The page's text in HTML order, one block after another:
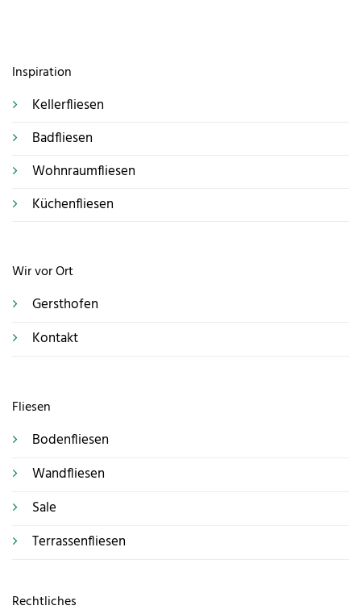
Inspiration
Kellerfliesen
Badfliesen
Wohnraumfliesen
Küchenfliesen
Fliesen
Bodenfliesen
Wandfliesen
Sale
Terrassenfliesen
Rechtliches
Wir vor Ort
Gersthofen
Kontakt